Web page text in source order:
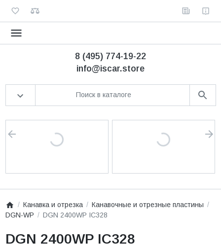
8 (495) 774-19-22
info@iscar.store
Канавка и отрезка
Канавочные и отрезные пластины
DGN-WP
DGN 2400WP IC328
DGN 2400WP IC328